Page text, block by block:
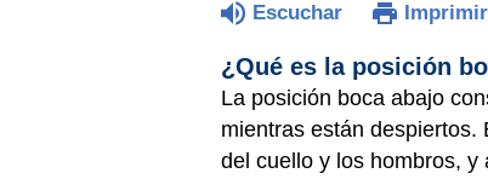
Escuchar Imprimir
¿Qué es la posición
La posición boca abajo
mientras están despiertos.
del cuello y los hombros, y